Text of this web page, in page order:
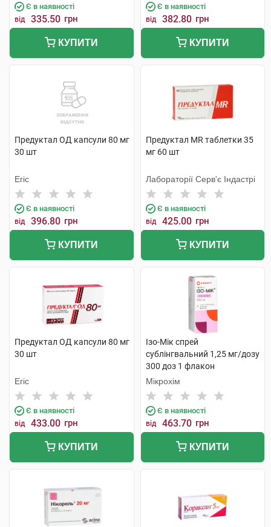
Є в наявності
від 335.50 грн
КУПИТИ
Є в наявності
від 382.80 грн
КУПИТИ
Предуктал ОД капсули 80 мг
30 шт
Егіс
Є в наявності
від 396.80 грн
КУПИТИ
Предуктал MR таблетки 35
мг 60 шт
Лабораторії Серв'є Індастрі
Є в наявності
від 425.00 грн
КУПИТИ
Предуктал ОД капсули 80 мг
30 шт
Егіс
Є в наявності
від 433.00 грн
КУПИТИ
Ізо-Мік спрей
сублінгвальний 1,25 мг/дозу
300 доз 1 флакон
Мікрохім
Є в наявності
від 463.70 грн
КУПИТИ